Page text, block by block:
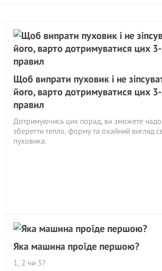
Щоб випрати пуховик і не
його, варто дотримуватися цих
правил
Дотримуючись цих порад, ви зможете
зберегти тепло, форму та охайний вигляд
пуховика.
Яка машина проїде першою?
1, 2 чи 3?